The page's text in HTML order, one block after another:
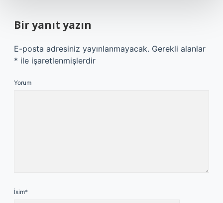
Bir yanıt yazın
E-posta adresiniz yayınlanmayacak. Gerekli alanlar
* ile işaretlenmişlerdir
Yorum
İsim*